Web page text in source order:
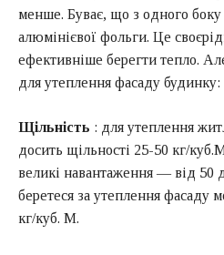
менше. Буває, що з одного
алюмінієвої фольги. Це
ефективніше берегти тепло.
для утеплення фасаду будинку:
Щільність : для утеплення
досить щільності 25-50 кг/
великі навантаження — від 50
беретеся за утеплення фасаду
кг/куб. М.